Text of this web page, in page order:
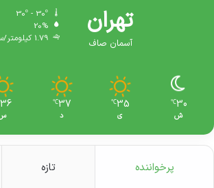
استفاده زیادی دارند، میتوان موارد زیر
شومینه برقی و یا طبیعی
پکیج های دیوای و زمینی
بخاری های برقی
شوفاژ با سیستم موتور خانه
تهران
آسمان صاف
20%
1.79 کیلومتر/ساعت
30
℃
ش
35
℃
ی
37
℃
د
36
پرخواننده تازه